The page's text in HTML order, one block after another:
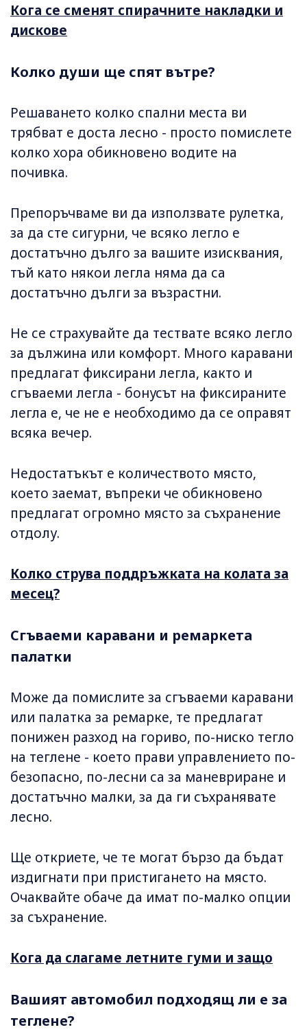
Кога се сменят спирачните накладки и
дискове
Колко души ще спят вътре?
Решаването колко спални места ви
трябват е доста лесно - просто помислете
колко хора обикновено водите на
почивка.
Препоръчваме ви да използвате рулетка,
за да сте сигурни, че всяко легло е
достатъчно дълго за вашите изисквания,
тъй като някои легла няма да са
достатъчно дълги за възрастни.
Не се страхувайте да тествате всяко легло
за дължина или комфорт. Много каравани
предлагат фиксирани легла, както и
сгъваеми легла - бонусът на фиксираните
легла е, че не е необходимо да се оправят
всяка вечер.
Недостатъкът е количеството място,
което заемат, въпреки че обикновено
предлагат огромно място за съхранение
отдолу.
Колко струва поддръжката на колата за
месец?
Сгъваеми каравани и ремаркета
палатки
Може да помислите за сгъваеми каравани
или палатка за ремарке, те предлагат
понижен разход на гориво, по-ниско тегло
на теглене - което прави управлението по-
безопасно, по-лесни са за маневриране и
достатъчно малки, за да ги съхранявате
лесно.
Ще откриете, че те могат бързо да бъдат
издигнати при пристигането на място.
Очаквайте обаче да имат по-малко опции
за съхранение.
Кога да слагаме летните гуми и защо
Вашият автомобил подходящ ли е за
теглене?